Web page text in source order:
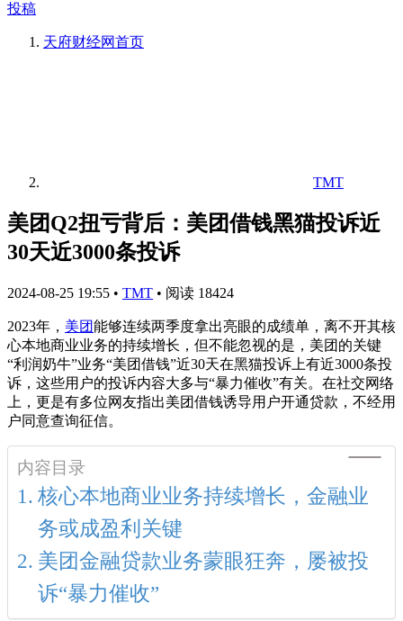
投稿
天府财经网首页
TMT
美团Q2扭亏背后：美团借钱黑猫投诉近
30天近3000条投诉
2024-08-25 19:55 • TMT • 阅读 18424
2023年， 美团能够连续两季度拿出亮眼的成绩单，离不开其核
心本地商业业务的持续增长，但不能忽视的是，美团的关键
“利润奶牛”业务“美团借钱”近30天在黑猫投诉上有近3000条投
诉，这些用户的投诉内容大多与“暴力催收”有关。在社交网络
上，更是有多位网友指出美团借钱诱导用户开通贷款，不经用
户同意查询征信。
内容目录
核心本地商业业务持续增长，金融业
务或成盈利关键
美团金融贷款业务蒙眼狂奔，屡被投
诉“暴力催收”